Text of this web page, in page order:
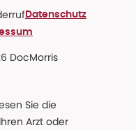
Datenschutz
DocMorris
Sie die
Arzt oder